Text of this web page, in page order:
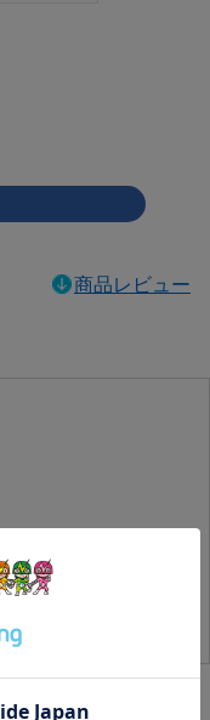
商品レビュー